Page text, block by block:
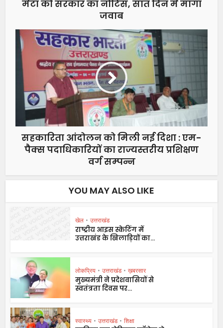
मेटा को सरकार का नोटिस, सात दिन में मांगा
जवाब
सहकारिता आंदोलन को मिली नई दिशा : एम-
पैक्स पदाधिकारियों का राज्यस्तरीय प्रशिक्षण
वर्ग सम्पन्न
YOU MAY ALSO LIKE
खेल • उत्तराखंड
राष्ट्रीय आइस स्केटिंग में
उत्तराखंड के खिलाड़ियों का...
लोकप्रिय • उत्तराखंड • ख़बरसार
मुख्यमंत्री ने प्रदेशवासियों से
स्वतंत्रता दिवस पर...
स्वास्थ्य • उत्तराखंड • शिक्षा